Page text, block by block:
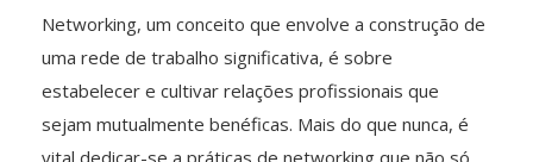
Networking, um conceito que envolve a construção de
uma rede de trabalho significativa, é sobre
estabelecer e cultivar relações profissionais que
sejam mutualmente benéficas. Mais do que nunca, é
vital dedicar-se a práticas de networking que não só